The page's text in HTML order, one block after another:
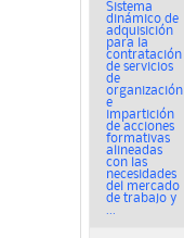
Sistema
dinámico de
adquisición
para la
contratación
de servicios
de
organización
e
impartición
de acciones
formativas
alineadas
con las
necesidades
del mercado
de trabajo y
...